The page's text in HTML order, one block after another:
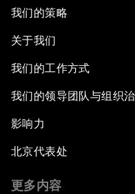
我们的策略
关于我们
我们的工作方式
我们的领导团队与组织
影响力
北京代表处
更多内容